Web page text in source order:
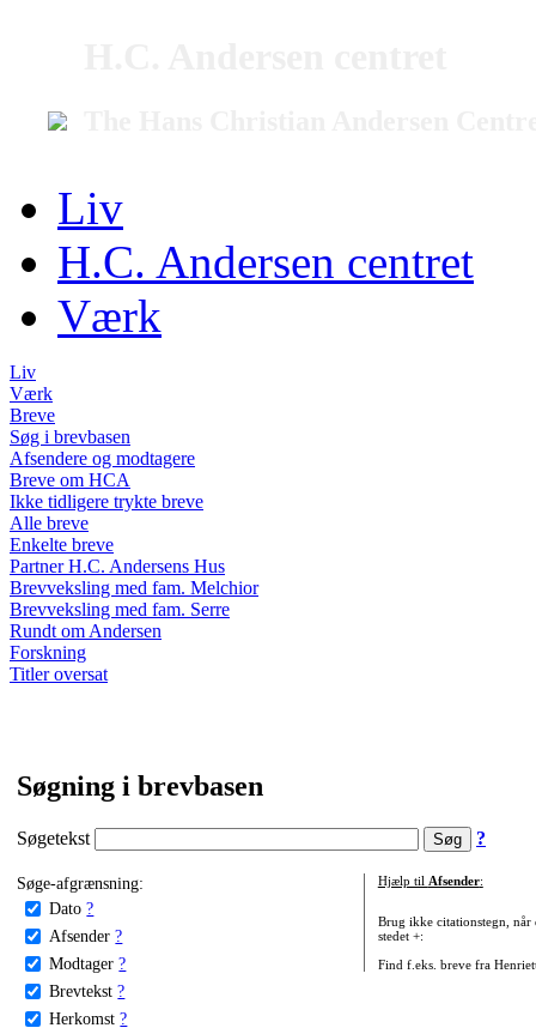
Liv
H.C. Andersen centret
Værk
Liv
Værk
Breve
Søg i brevbasen
Afsendere og modtagere
Breve om HCA
Ikke tidligere trykte breve
Alle breve
Enkelte breve
Partner H.C. Andersens Hus
Brevveksling med fam. Melchior
Brevveksling med fam. Serre
Rundt om Andersen
Forskning
Titler oversat
Søgning i brevbasen
Søgetekst ?
Søge-afgrænsning:
Dato ?
Afsender ?
Modtager ?
Brevtekst ?
Herkomst ?
Hjælp til Afsender:
Brug ikke citationstegn, når
stedet +:
Find f.eks. breve fra